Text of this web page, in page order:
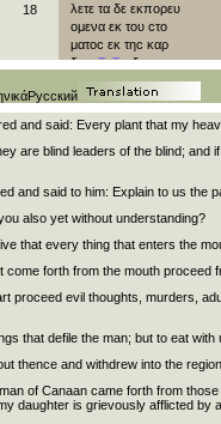
18
λετε τα δε εκπορευ
ομενα εκ του ϲτο
ματοϲ εκ τηϲ καρ
διαϲ ┬ ┬ εξερχονται
διαλογιϲμοι πο
νηροι φονοι · μοι
χειαι · πορνιαι · κλο
ψευδομαρτυρι
αι · βλαϲφημιαι ·
νουντα τον ανον
ϲιν φαγιν ου κοι
νοι τον ανο ν
θεν ο ιϲ ανεχωρη
ϲεν ειϲ τα μερη τυ
22
και ϊδου γυνη χα
οριων εκινων ε
ξελθουϲα εκραξε
λεγουϲα ελεηϲον
Русский
and said: Every plant that my
are blind leaders of the blind; and
and said to him: Explain to us the
also yet without understanding?
that every thing that enters the
come forth from the mouth proceed
proceed evil thoughts, murders,
that defile the man; but to eat with
thence and withdrew into the
of Canaan came forth from
daughter is grievously afflicted by